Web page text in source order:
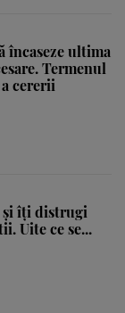
încaseze ultima
Termenul
cererii
și îți distrugi
Uite ce se...